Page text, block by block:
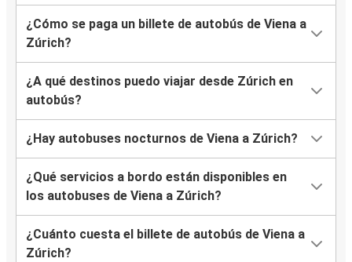
¿Cómo se paga un billete de autobús de Viena a
Zúrich?
¿A qué destinos puedo viajar desde Zúrich en
autobús?
¿Hay autobuses nocturnos de Viena a Zúrich?
¿Qué servicios a bordo están disponibles en
los autobuses de Viena a Zúrich?
¿Cuánto cuesta el billete de autobús de Viena a
Zúrich?